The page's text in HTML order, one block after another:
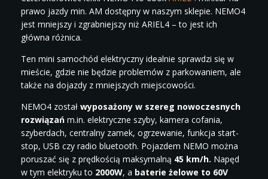
prawo jazdy min. AM dostępny w naszym sklepie. NEMO4
jest mniejszy i zgrabniejszy niż ARIEL4 – to jest ich
główna różnica.
Ten mini samochód elektryczny idealnie sprawdzi się w
mieście, gdzie nie będzie problemów z parkowaniem, ale
także na dojazdy z mniejszych miejscowości.
NEMO4 został wyposażony w szereg nowoczesnych
rozwiązań m.in. elektryczne szyby, kamera cofania,
szyberdach, centralny zamek, ogrzewanie, funkcja start-
stop, USB czy radio bluetooth. Pojazdem NEMO można
poruszać się z prędkością maksymalną 45 km/h. Napęd
w tym elektryku to 2000W, a baterie żelowe to 60V